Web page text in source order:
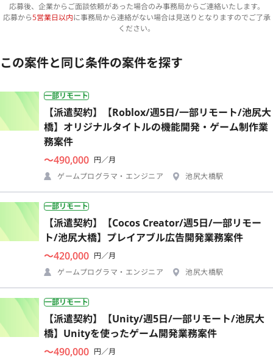
応募後、企業からご面談依頼があった場合のみ事務局からご連絡いたします。
応募から5営業日以内に事務局から連絡がない場合は見送りとなりますのでご了承
ください。
この案件と同じ条件の案件を探す
一部リモート
【派遣契約】【Roblox/週5日/一部リモート/池尻大
橋】オリジナルタイトルの機能開発・ゲーム制作業
務案件
〜490,000 円／月
ゲームプログラマ・エンジニア
池尻大橋駅
一部リモート
【派遣契約】【Cocos Creator/週5日/一部リモー
ト/池尻大橋】プレイアブル広告開発業務案件
〜420,000 円／月
ゲームプログラマ・エンジニア
池尻大橋駅
一部リモート
【派遣契約】【Unity/週5日/一部リモート/池尻大
橋】Unityを使ったゲーム開発業務案件
〜490,000 円／月